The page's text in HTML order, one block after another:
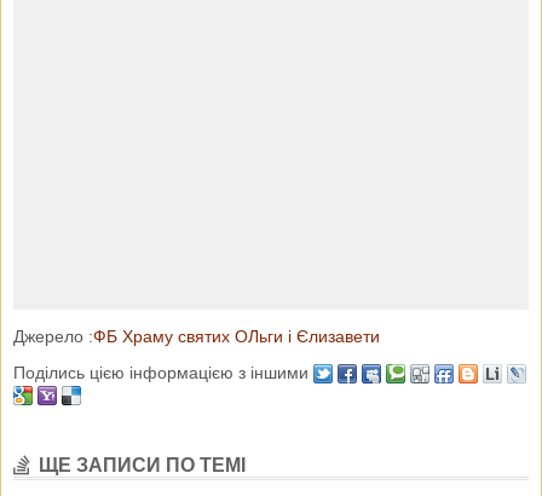
Джерело :ФБ Храму святих ОЛьги і Єлизавети
Поділись цією інформацією з іншими
ЩЕ ЗАПИСИ ПО ТЕМІ